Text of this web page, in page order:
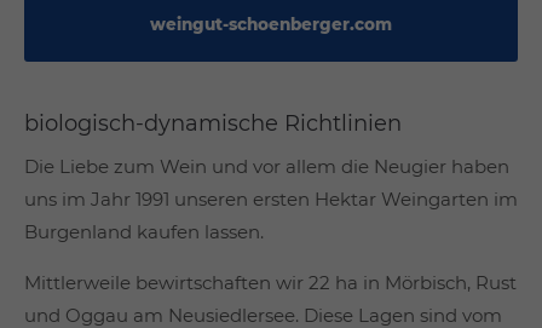
weingut-schoenberger.com
biologisch-dynamische Richtlinien
Die Liebe zum Wein und vor allem die Neugier haben
uns im Jahr 1991 unseren ersten Hektar Weingarten im
Burgenland kaufen lassen.
Mittlerweile bewirtschaften wir 22 ha in Mörbisch, Rust
und Oggau am Neusiedlersee. Diese Lagen sind vom